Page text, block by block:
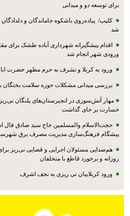
برای توسعه دو و میدانی
کلیپ/ پیاده‌روی باشکوه جاماندگان و
شد
اقدام پیشگیرانه شهرداری آباده طشک برای
ورودی شهر انجام شد
ورود به کربلا و تشرف به حرم مطهر حضرت
بررسی میدانی مشکلات حوزه سلامت بختگان
خسارت بر جای گذاشت
حجت‌الاسلام والمسلمین حاج سید صادق فال
پیشگام فرهنگ‌سازی مدیریت مصرف برق
هم‌صدایی مسئولان اجرایی و قضایی نی‌ریز
روزانه و برخورد قاطع با متخلفان
ورود کربلاییان نی ریزی به نجف اشرف